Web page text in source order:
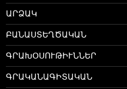
ԱՐՁԱԿ
ԲԱՆԱՍՏԵՂԾԱԿԱՆ
ԳՐԱԽՕՍՈՒԹԻՒՆՆԵՐ
ԳՐԱԿԱՆԱԳԻՏԱԿԱՆ